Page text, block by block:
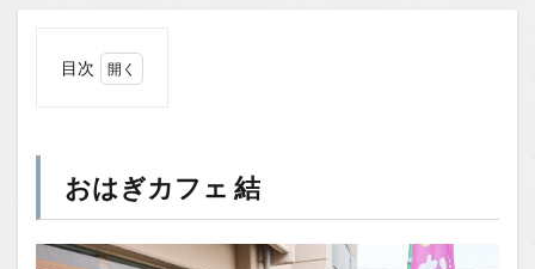
目次
結
1.1
場所
おはぎカフェ 結